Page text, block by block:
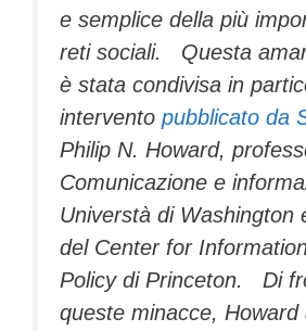
e semplice della più
reti sociali. Questa
è stata condivisa in
intervento pubblicato da
Philip N. Howard,
Comunicazione e
Universtà di Washington
del Center for
Policy di Princeton. Di
queste minacce, Howard